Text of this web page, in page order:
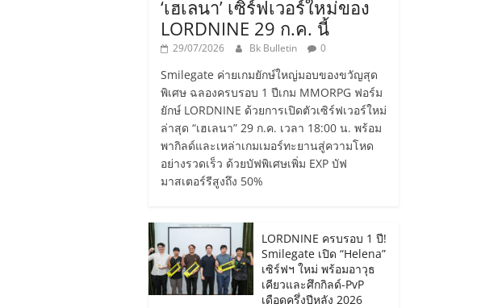
‘เฮเลนา’ เซิร์ฟเวอร์ใหม่ของ
LORDNINE 29 ก.ค. นี้
29/07/2026 Bk Bulletin 0
Smilegate ค่ายเกมยักษ์ใหญ่มอบของขวัญสุด
พิเศษ ฉลองครบรอบ 1 ปีเกม MMORPG ฟอร์ม
ยักษ์ LORDNINE ด้วยการเปิดตัวเซิร์ฟเวอร์ใหม่
ล่าสุด “เฮเลนา” 29 ก.ค. เวลา 18:00 น. พร้อม
พากิลด์และเหล่าเกมเมอร์ทะยานสู่ความโหด
อย่างรวดเร็ว ด้วยบัฟพิเศษเพิ่ม EXP บัฟ
มาสเตอร์รีสูงถึง 50%
LORDNINE ครบรอบ 1 ปี!
Smilegate เปิด “Helena”
เซิร์ฟฯ ใหม่ พร้อมอาวุธ
เคียวและศึกกิลด์-PvP
เดือดครึ่งปีหลัง 2026